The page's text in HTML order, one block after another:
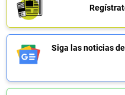
Siga las noticias